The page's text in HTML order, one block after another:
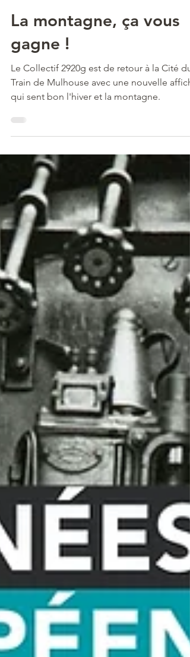
30 oct. 2020 3 min de lecture
La montagne, ça vous
gagne !
Le Collectif 2920g est de retour à la Cité du
Train de Mulhouse avec une nouvelle